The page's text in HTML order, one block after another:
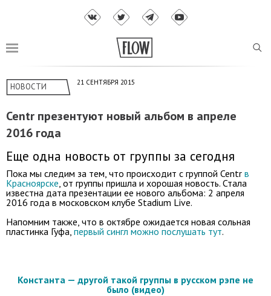
НОВОСТИ 21 СЕНТЯБРЯ 2015
Centr презентуют новый альбом в апреле
2016 года
Еще одна новость от группы за сегодня
Пока мы следим за тем, что происходит с группой Centr в
Красноярске , от группы пришла и хорошая новость. Стала
известна дата презентации ее нового альбома: 2 апреля
2016 года в московском клубе Stadium Live.
Напомним также, что в октябре ожидается новая сольная
пластинка Гуфа, первый сингл можно послушать тут.
Константа — другой такой группы в русском рэпе не
было (видео)